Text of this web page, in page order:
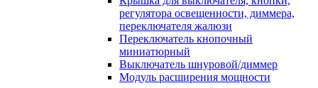
регулятора освещенности, диммера,
переключателя жалюзи
Переключатель кнопочный
миниатюрный
Выключатель шнуровой/диммер
Модуль расширения мощности